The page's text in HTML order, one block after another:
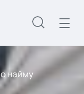
найму